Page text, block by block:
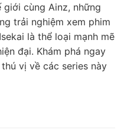
cùng Ainz, những
trải nghiệm xem phim
là thể loại mạnh mẽ
đại. Khám phá ngay
vị về các series này